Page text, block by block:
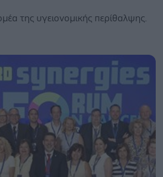
της υγειονομικής περίθαλψης.